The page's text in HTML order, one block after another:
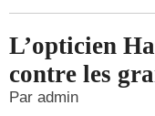
L’opticien
contre les
Par admin